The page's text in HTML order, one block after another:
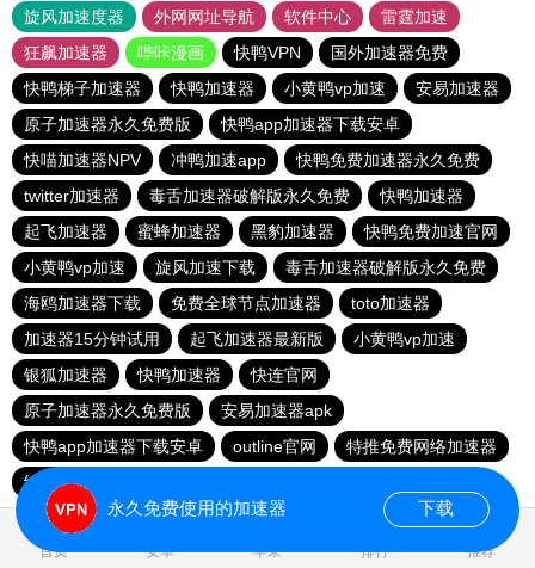
旋风加速度器
外网网址导航 软件中心
雷霆加速
狂飙加速器
哔咔漫画 快鸭VPN
国外加速器免费
快鸭梯子加速器
快鸭加速器 小黄鸭vp加速
安易加速器
原子加速器永久免费版
快鸭app加速器下载安卓
快喵加速器NPV
冲鸭加速app
快鸭免费加速器永久免费
twitter加速器
毒舌加速器破解版永久免费
快鸭加速器
起飞加速器
蜜蜂加速器 黑豹加速器
快鸭免费加速官网
小黄鸭vp加速
旋风加速下载
毒舌加速器破解版永久免费
海鸥加速器下载
免费全球节点加速器
toto加速器
加速器15分钟试用
起飞加速器最新版
小黄鸭vp加速
银狐加速器
快鸭加速器
快连官网
原子加速器永久免费版
安易加速器apk
快鸭app加速器下载安卓
outline官网
特推免费网络加速器
纸飞机加速器
首页 安卓 苹果 排行 推荐
永久免费使用的加速器 下载
0.022359s